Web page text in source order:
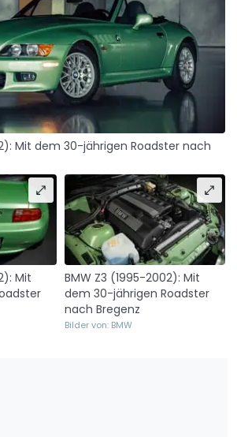
Mit dem 30-jährigen Roadster nach
Mit
BMW Z3 (1995-2002): Mit
dem 30-jährigen Roadster
nach Bregenz
Bilder von: BMW